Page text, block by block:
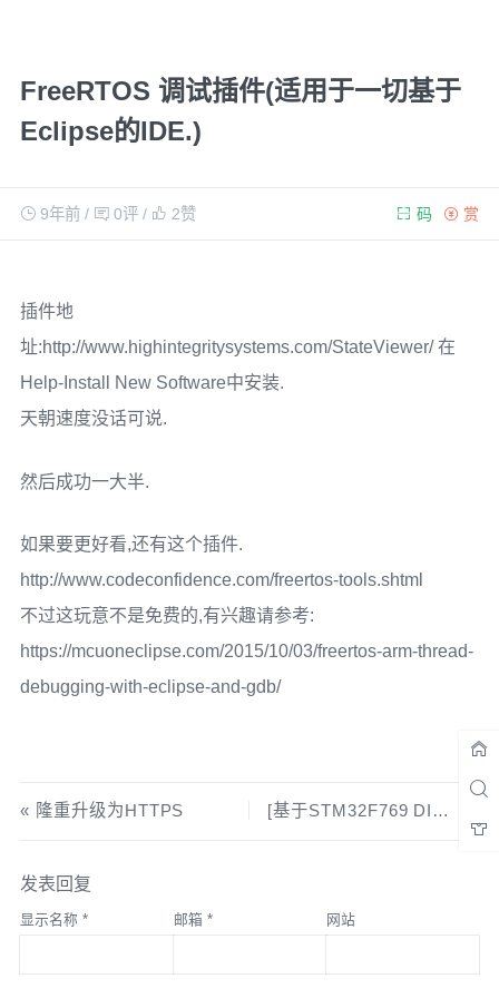
FreeRTOS 调试插件(适用于一切基于
Eclipse的IDE.)
9年前/ 0评/ 2赞 赏
码
插件地
址:http://www.highintegritysystems.com/StateViewer/ 在
Help-Install New Software中安装.
天朝速度没话可说.
然后成功一大半.
如果要更好看,还有这个插件.
http://www.codeconfidence.com/freertos-tools.shtml
不过这玩意不是免费的,有兴趣请参考:
https://mcuoneclipse.com/2015/10/03/freertos-arm-thread-
debugging-with-eclipse-and-gdb/
隆重升级为HTTPS [基于STM32F769 DISCO]Fatfs + DMA + OS管理 + LL库重构SDMMC驱动
发表回复
显示名称 * 邮箱 * 网站